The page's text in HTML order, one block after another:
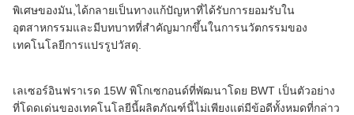
พิเศษของมัน,ได้กลายเป็นทางแก้ปัญหาที่ได้รับการยอมรับใน
อุตสาหกรรมและมีบทบาทที่สําคัญมากขึ้นในการนวัตกรรมของ
เทคโนโลยีการแปรรูปวัสดุ.
เลเซอร์อินฟราเรด 15W พิโกเซกอนด์ที่พัฒนาโดย BWT เป็นตัวอย่าง
ที่โดดเด่นของเทคโนโลยีนี้ผลิตภัณฑ์นี้ไม่เพียงแต่มีข้อดีทั้งหมดที่กล่าว